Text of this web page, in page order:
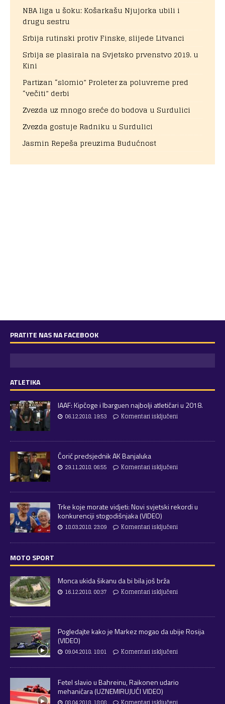
NBA liga u šoku: Košarkašu Njujorka ubili i
drugu sestru
Srbija rutinski protiv Finske, slijede Litvanci
Srbija se plasirala na Svjetsko prvenstvo 2019. u
Kini
Partizan “slomio” Proleter za poluvreme pred
“večiti” derbi
Zvezda uz mnogo sreće do bodova u Surdulici
Zvezda gostuje Radniku u Surdulici
Jasmin Repeša preuzima Budućnost
PRATITE NAS NA FACEBOOK
ATLETIKA
IAAF: Kipčoge i Ibarguen najbolji atletičari u 2018.
06.12.2018. 19:53 Komentari isključeni
Ćorić predsjednik AK Banjaluka
29.11.2018. 06:55 Komentari isključeni
Trke koje morate vidjeti: Novi svjetski rekordi u
konkurenciji stogodišnjaka (VIDEO)
18.03.2018. 23:09 Komentari isključeni
MOTO SPORT
Monca ukida šikanu da bi bila još brža
16.12.2018. 00:37 Komentari isključeni
Pogledajte kako je Markez mogao da ubije Rosija
(VIDEO)
09.04.2018. 18:01 Komentari isključeni
Fetel slavio u Bahreinu, Raikonen udario
mehaničara (UZNEMIRUJUĆI VIDEO)